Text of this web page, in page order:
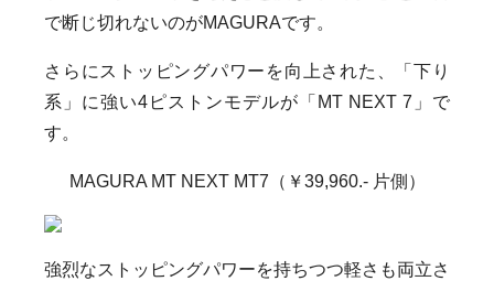
で断じ切れないのがMAGURAです。
さらにストッピングパワーを向上された、「下り
系」に強い4ピストンモデルが「MT NEXT 7」で
す。
MAGURA MT NEXT MT7（￥39,960.- 片側）
強烈なストッピングパワーを持ちつつ軽さも両立さ